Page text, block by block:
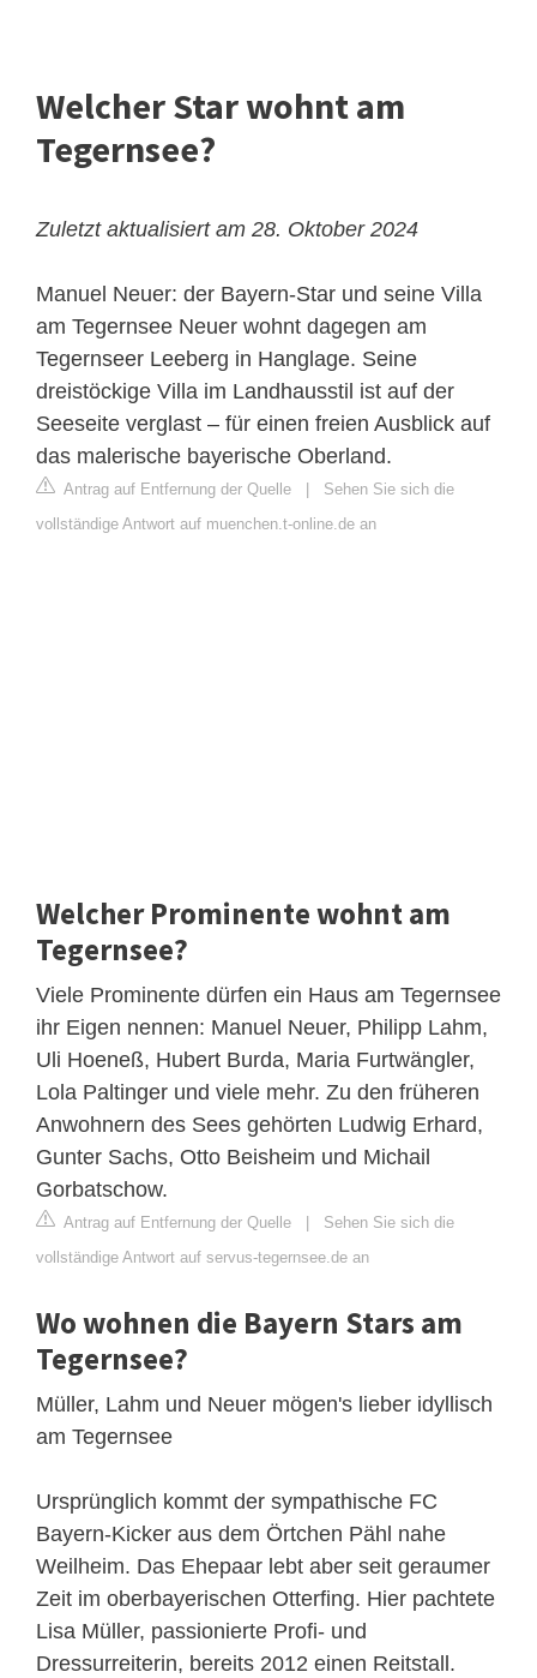
Welcher Star wohnt am
Tegernsee?
Zuletzt aktualisiert am 28. Oktober 2024
Manuel Neuer: der Bayern-Star und seine Villa
am Tegernsee Neuer wohnt dagegen am
Tegernseer Leeberg in Hanglage. Seine
dreistöckige Villa im Landhausstil ist auf der
Seeseite verglast – für einen freien Ausblick auf
das malerische bayerische Oberland.
Antrag auf Entfernung der Quelle
Sehen Sie sich die
vollständige Antwort auf muenchen.t-online.de an
Welcher Prominente wohnt am
Tegernsee?
Viele Prominente dürfen ein Haus am Tegernsee
ihr Eigen nennen: Manuel Neuer, Philipp Lahm,
Uli Hoeneß, Hubert Burda, Maria Furtwängler,
Lola Paltinger und viele mehr. Zu den früheren
Anwohnern des Sees gehörten Ludwig Erhard,
Gunter Sachs, Otto Beisheim und Michail
Gorbatschow.
Antrag auf Entfernung der Quelle
Sehen Sie sich die
vollständige Antwort auf servus-tegernsee.de an
Wo wohnen die Bayern Stars am
Tegernsee?
Müller, Lahm und Neuer mögen's lieber idyllisch
am Tegernsee
Ursprünglich kommt der sympathische FC
Bayern-Kicker aus dem Örtchen Pähl nahe
Weilheim. Das Ehepaar lebt aber seit geraumer
Zeit im oberbayerischen Otterfing. Hier pachtete
Lisa Müller, passionierte Profi- und
Dressurreiterin, bereits 2012 einen Reitstall.